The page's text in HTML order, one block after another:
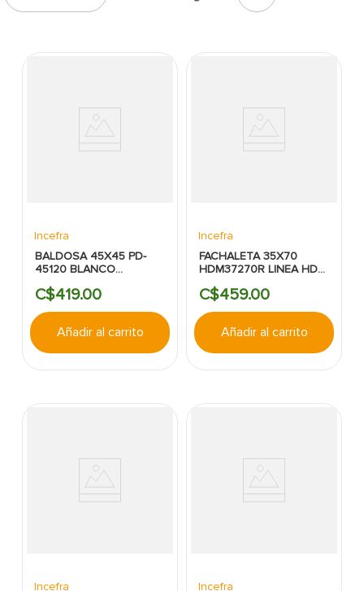
Incefra
BALDOSA 45X45 PD-
45120 BLANCO
C$419.00
Añadir al carrito
Incefra
FACHALETA 35X70
HDM37270R LINEA HD
C$459.00
Añadir al carrito
Incefra
Incefra
pantry